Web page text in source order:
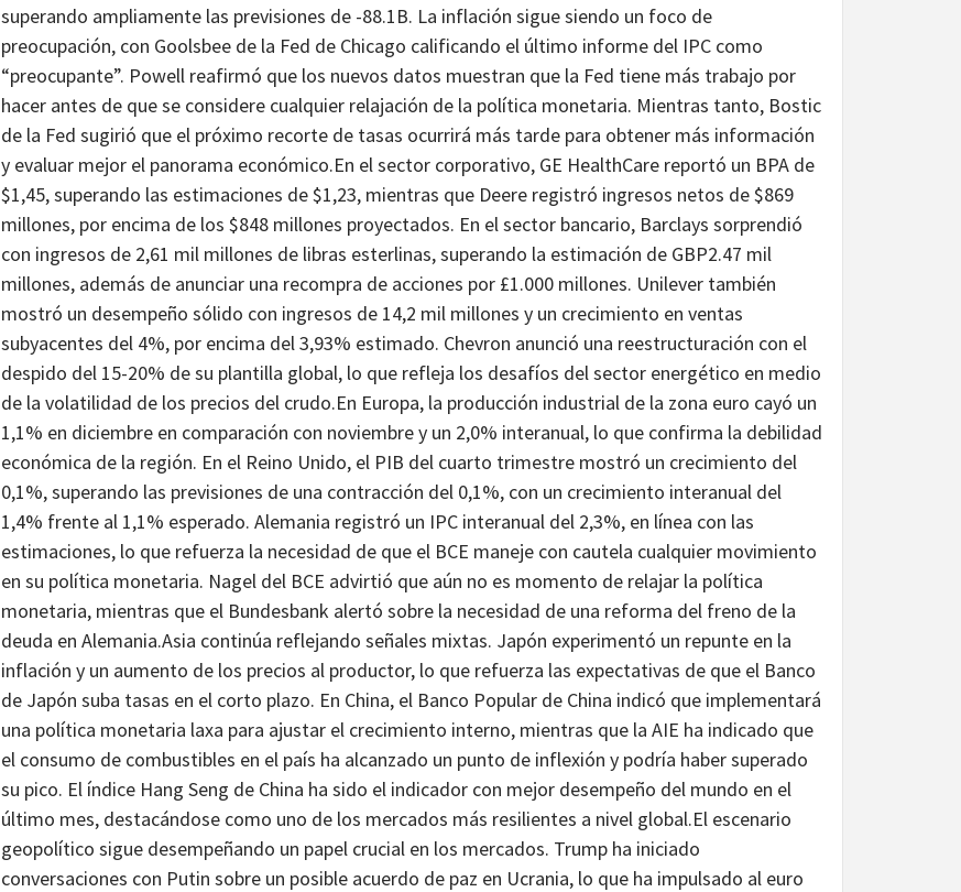
superando ampliamente las previsiones de -88.1B. La inflación sigue siendo un foco de
preocupación, con Goolsbee de la Fed de Chicago calificando el último informe del IPC como
“preocupante”. Powell reafirmó que los nuevos datos muestran que la Fed tiene más trabajo por
hacer antes de que se considere cualquier relajación de la política monetaria. Mientras tanto, Bostic
de la Fed sugirió que el próximo recorte de tasas ocurrirá más tarde para obtener más información
y evaluar mejor el panorama económico.En el sector corporativo, GE HealthCare reportó un BPA de
$1,45, superando las estimaciones de $1,23, mientras que Deere registró ingresos netos de $869
millones, por encima de los $848 millones proyectados. En el sector bancario, Barclays sorprendió
con ingresos de 2,61 mil millones de libras esterlinas, superando la estimación de GBP2.47 mil
millones, además de anunciar una recompra de acciones por £1.000 millones. Unilever también
mostró un desempeño sólido con ingresos de 14,2 mil millones y un crecimiento en ventas
subyacentes del 4%, por encima del 3,93% estimado. Chevron anunció una reestructuración con el
despido del 15-20% de su plantilla global, lo que refleja los desafíos del sector energético en medio
de la volatilidad de los precios del crudo.En Europa, la producción industrial de la zona euro cayó un
1,1% en diciembre en comparación con noviembre y un 2,0% interanual, lo que confirma la debilidad
económica de la región. En el Reino Unido, el PIB del cuarto trimestre mostró un crecimiento del
0,1%, superando las previsiones de una contracción del 0,1%, con un crecimiento interanual del
1,4% frente al 1,1% esperado. Alemania registró un IPC interanual del 2,3%, en línea con las
estimaciones, lo que refuerza la necesidad de que el BCE maneje con cautela cualquier movimiento
en su política monetaria. Nagel del BCE advirtió que aún no es momento de relajar la política
monetaria, mientras que el Bundesbank alertó sobre la necesidad de una reforma del freno de la
deuda en Alemania.Asia continúa reflejando señales mixtas. Japón experimentó un repunte en la
inflación y un aumento de los precios al productor, lo que refuerza las expectativas de que el Banco
de Japón suba tasas en el corto plazo. En China, el Banco Popular de China indicó que implementará
una política monetaria laxa para ajustar el crecimiento interno, mientras que la AIE ha indicado que
el consumo de combustibles en el país ha alcanzado un punto de inflexión y podría haber superado
su pico. El índice Hang Seng de China ha sido el indicador con mejor desempeño del mundo en el
último mes, destacándose como uno de los mercados más resilientes a nivel global.El escenario
geopolítico sigue desempeñando un papel crucial en los mercados. Trump ha iniciado
conversaciones con Putin sobre un posible acuerdo de paz en Ucrania, lo que ha impulsado al euro